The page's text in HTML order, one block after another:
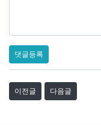
댓글등록
이전글 다음글